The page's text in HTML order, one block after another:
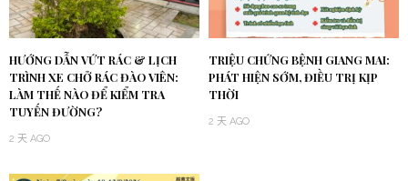
HƯỚNG DẪN VỨT RÁC & LỊCH
TRÌNH XE CHỞ RÁC ĐÀO VIÊN:
LÀM THẾ NÀO ĐỂ KIỂM TRA
TUYẾN ĐƯỜNG?
2 天 AGO
TRIỆU CHỨNG BỆNH GIANG MAI:
PHÁT HIỆN SỚM, ĐIỀU TRỊ KỊP
THỜI
2 天 AGO